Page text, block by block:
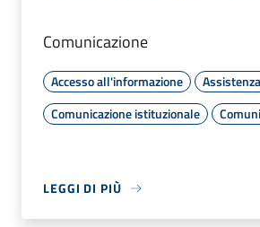
Comunicazione
Accesso all'informazione
Comunicazione istituzionale
LEGGI DI PIÙ